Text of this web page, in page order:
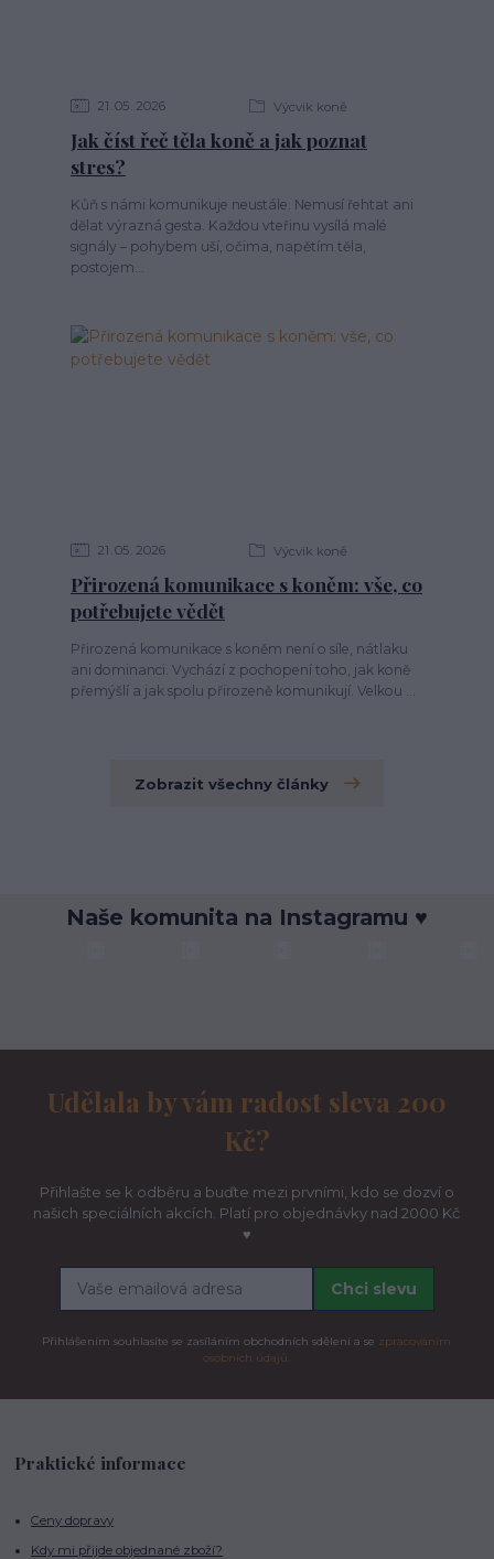
21 05 2026 Výcvik koně
Jak číst řeč těla koně a jak poznat
stres?
Kůň s námi komunikuje neustále. Nemusí řehtat ani
dělat výrazná gesta. Každou vteřinu vysílá malé
signály – pohybem uší, očima, napětím těla,
postojem...
21 05 2026 Výcvik koně
Přirozená komunikace s koněm: vše, co
potřebujete vědět
Přirozená komunikace s koněm není o síle, nátlaku
ani dominanci. Vychází z pochopení toho, jak koně
přemýšlí a jak spolu přirozeně komunikují. Velkou ...
Zobrazit všechny články
Naše komunita na Instagramu ♥
Udělala by vám radost sleva 200
Kč?
Přihlašte se k odběru a buďte mezi prvními, kdo se dozví o
našich speciálních akcích. Platí pro objednávky nad 2000 Kč
♥
Chci slevu
Přihlášením souhlasíte se zasíláním obchodních sdělení a se zpracováním
osobních údajů.
Praktické informace
Ceny dopravy
Kdy mi přijde objednané zboží?